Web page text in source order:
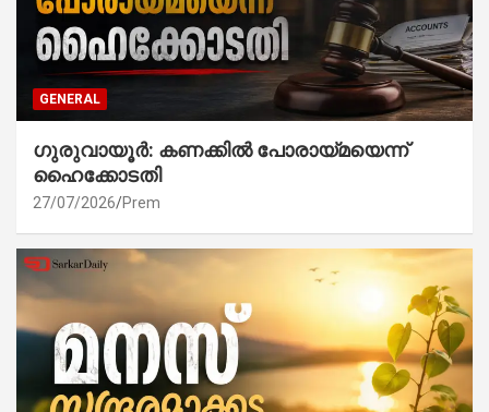
GENERAL
ഗുരുവായൂർ: കണക്കിൽ പോരായ്മയെന്ന്
ഹൈക്കോടതി
27/07/2026 Prem